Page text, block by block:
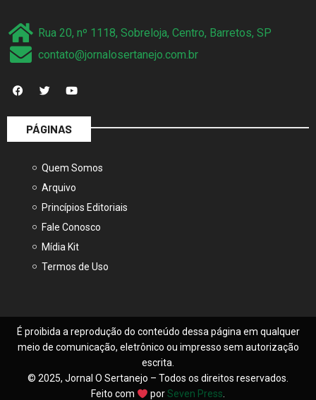
Rua 20, nº 1118, Sobreloja, Centro, Barretos, SP
contato@jornalosertanejo.com.br
PÁGINAS
Quem Somos
Arquivo
Princípios Editoriais
Fale Conosco
Mídia Kit
Termos de Uso
É proibida a reprodução do conteúdo dessa página em qualquer
meio de comunicação, eletrônico ou impresso sem autorização
escrita.
© 2025, Jornal O Sertanejo – Todos os direitos reservados.
Feito com
porSeven Press.